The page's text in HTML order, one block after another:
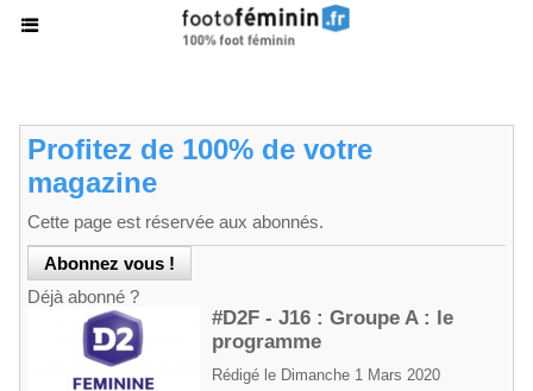
Profitez de 100% de votre
magazine
Cette page est réservée aux abonnés.
Déjà abonné ?
#D2F - J16 : Groupe A : le
programme
Rédigé le Dimanche 1 Mars 2020